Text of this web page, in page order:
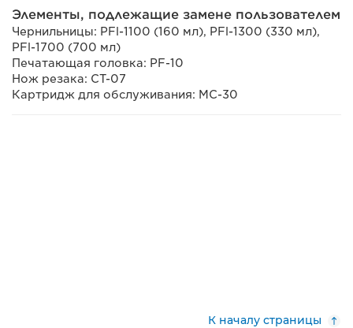
Элементы, подлежащие замене пользователем
Чернильницы: PFl-1100 (160 мл), PFl-1300 (330 мл),
PFl-1700 (700 мл)
Печатающая головка: PF-10
Нож резака: CT-07
Картридж для обслуживания: MC-30
К началу страницы